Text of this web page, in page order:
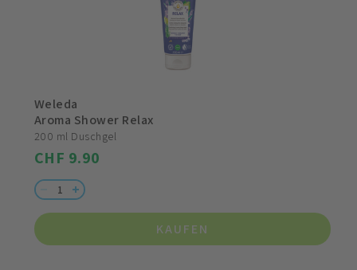
Weleda
Aroma Shower Relax
200 ml Duschgel
CHF 9.90
KAUFEN